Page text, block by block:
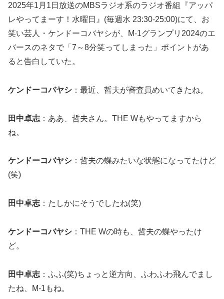
2025年1月1日放送のMBSラジオ系のラジオ番組『アッパ
レやってまーす！水曜日』(毎週水 23:30-25:00)にて、お
笑い芸人・ケンドーコバヤシが、M-1グランプリ2024のエ
バースのネタで「7～8分笑ってしまった」ポイントがあ
ると告白していた。
ケンドーコバヤシ ：最近、哲夫が審査員めいてきたね。
田中卓志 ：ああ、哲夫さん。THE Wもやってますから
ね。
ケンドーコバヤシ ：哲夫の蝶みたいな状態になってたけど
(笑)
田中卓志 ：たしかにそうでしたね(笑)
ケンドーコバヤシ ：THE Wの時も、哲夫の蝶やったけ
ど。
田中卓志 ：ふふ(笑)ちょっと逆方向、ふわふわ飛んでまし
たね、M-1もね。